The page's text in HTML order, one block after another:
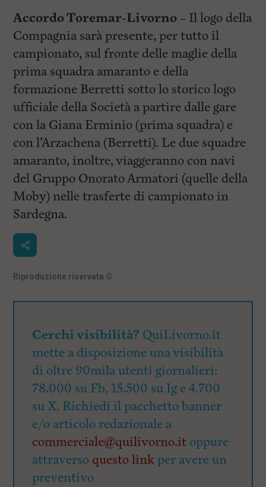
Accordo Toremar-Livorno – Il logo della
Compagnia sarà presente, per tutto il
campionato, sul fronte delle maglie della
prima squadra amaranto e della
formazione Berretti sotto lo storico logo
ufficiale della Società a partire dalle gare
con la Giana Erminio (prima squadra) e
con l’Arzachena (Berretti). Le due squadre
amaranto, inoltre, viaggeranno con navi
del Gruppo Onorato Armatori (quelle della
Moby) nelle trasferte di campionato in
Sardegna.
Riproduzione riservata ©
Cerchi visibilità? QuiLivorno.it
mette a disposizione una visibilità
di oltre 90mila utenti giornalieri:
78.000 su Fb, 15.500 su Ig e 4.700
su X. Richiedi il pacchetto banner
e/o articolo redazionale a
commerciale@quilivorno.it oppure
attraverso questo linkper avere un
preventivo